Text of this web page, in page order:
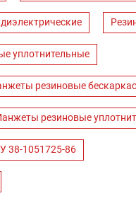
уплотнительные
резиновые
резиновые
38-1051725-86